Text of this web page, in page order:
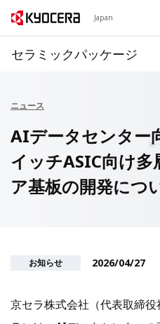
Japan
セラミックパッケージ
ニュース
AIデータセンター
イッチASIC向け
ア基板の開発につ
お知らせ 2026/04/27
京セラ株式会社（代表取締